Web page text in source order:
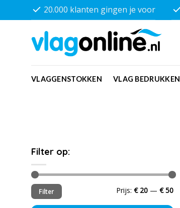
naar
20.000 klanten gingen je voor
VLAGGENSTOKKEN VLAG BEDRUKKEN
Filter op:
Min.
prijs
Max.
prijsFilter Prijs: € 20— € 50